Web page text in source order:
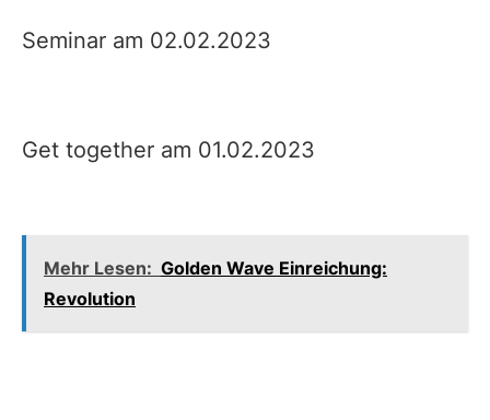
Seminar am 02.02.2023
Get together am 01.02.2023
Mehr Lesen: Golden Wave Einreichung:
Revolution